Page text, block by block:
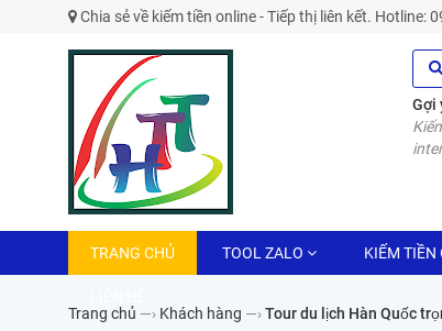
Chia sẻ về kiếm tiền online - Tiếp thị liên kết. Hotline:
Gợi
TRANG CHỦ TOOL ZALO KIẾM TIỀN
Trang chủ —› Khách hàng —›Tour du lịch Hàn Quốc